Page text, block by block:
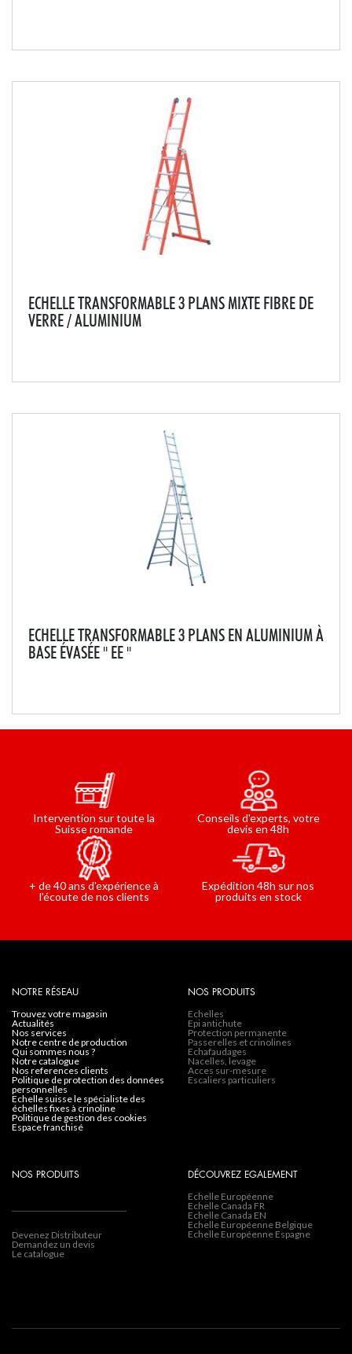
glissière en aluminium moulé.S'utilise déployée, en
ECHELLE TRANSFORMABLE 3 PLANS MIXTE FIBRE DE
VERRE / ALUMINIUM
et aérienne.
ECHELLE TRANSFORMABLE 3 PLANS EN ALUMINIUM À
BASE ÉVASÉE " EE "
déployée à un, deux ou trois plans,...
Intervention sur toute la
Suisse romande
Conseils d'experts, votre
devis en 48h
+ de 40 ans d'expérience à
l'écoute de nos clients
Expédition 48h sur nos
produits en stock
NOTRE RÉSEAU
trouvez votre magasin
actualités
nos services
notre centre de production
qui sommes nous ?
notre catalogue
nos references clients
politique de protection des données
personnelles
echelle suisse le spécialiste des
échelles fixes à crinoline
politique de gestion des cookies
espace franchisé
NOS PRODUITS
Echelles
Epi antichute
Protection permanente
Passerelles et crinolines
Echafaudages
Nacelles, levage
Acces sur-mesure
Escaliers particuliers
NOS PRODUITS
Devenez Distributeur
Demandez un devis
Le catalogue
DÉCOUVREZ EGALEMENT
Echelle Européenne
Echelle Canada FR
Echelle Canada EN
Echelle Européenne Belgique
Echelle Européenne Espagne